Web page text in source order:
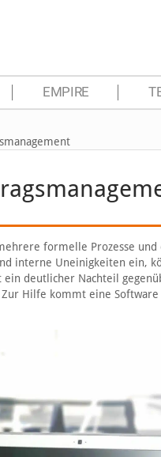
EMPIRE
formelle Prozesse
interne Uneinigkeiten ein,
deutlicher Nachteil
Hilfe kommt eine